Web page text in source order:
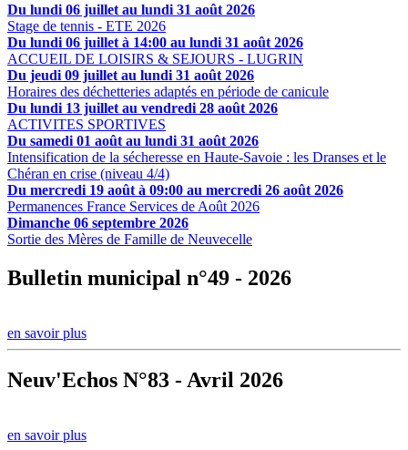
Du lundi 06 juillet au lundi 31 août 2026
Stage de tennis - ETE 2026
Du lundi 06 juillet à 14:00 au lundi 31 août 2026
ACCUEIL DE LOISIRS & SEJOURS - LUGRIN
Du jeudi 09 juillet au lundi 31 août 2026
Horaires des déchetteries adaptés en période de canicule
Du lundi 13 juillet au vendredi 28 août 2026
ACTIVITES SPORTIVES
Du samedi 01 août au lundi 31 août 2026
Intensification de la sécheresse en Haute-Savoie : les Dranses et le
Chéran en crise (niveau 4/4)
Du mercredi 19 août à 09:00 au mercredi 26 août 2026
Permanences France Services de Août 2026
Dimanche 06 septembre 2026
Sortie des Mères de Famille de Neuvecelle
Bulletin municipal n°49 - 2026
en savoir plus
Neuv'Echos N°83 - Avril 2026
en savoir plus